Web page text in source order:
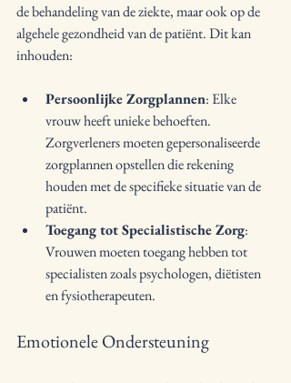
de behandeling van de ziekte, maar ook op de
algehele gezondheid van de patiënt. Dit kan
inhouden:
Persoonlijke Zorgplannen: Elke
vrouw heeft unieke behoeften.
Zorgverleners moeten gepersonaliseerde
zorgplannen opstellen die rekening
houden met de specifieke situatie van de
patiënt.
Toegang tot Specialistische Zorg:
Vrouwen moeten toegang hebben tot
specialisten zoals psychologen, diëtisten
en fysiotherapeuten.
Emotionele Ondersteuning